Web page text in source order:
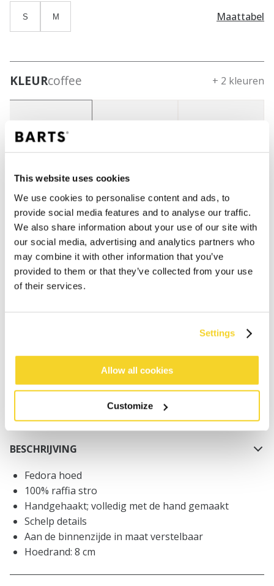
This website uses cookies
We use cookies to personalise content and ads, to
provide social media features and to analyse our traffic.
We also share information about your use of our site with
our social media, advertising and analytics partners who
may combine it with other information that you’ve
provided to them or that they’ve collected from your use
of their services.
Settings
Allow all cookies
Customize
S M Maattabel
KLEURcoffee + 2 kleuren
Bestellingen die op werkdagen vóór 12:00 uur
Gratis verzending voor orders boven € 50,- binnen
Binnen 30 dagen retourneren
BESCHRIJVING
Fedora hoed
100% raffia stro
Handgehaakt; volledig met de hand gemaakt
Schelp details
Aan de binnenzijde in maat verstelbaar
Hoedrand: 8 cm